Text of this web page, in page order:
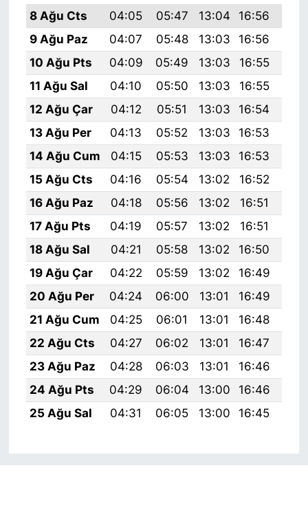
8 Ağu Cts
04:05 05:47 13:04 16:56
9 Ağu Paz
04:07 05:48 13:03 16:56
10 Ağu Pts
04:09 05:49 13:03 16:55
11 Ağu Sal
04:10 05:50 13:03 16:55
12 Ağu Çar
04:12 05:51 13:03 16:54
13 Ağu Per
04:13 05:52 13:03 16:53
14 Ağu Cum
04:15 05:53 13:03 16:53
15 Ağu Cts
04:16 05:54 13:02 16:52
16 Ağu Paz
04:18 05:56 13:02 16:51
17 Ağu Pts
04:19 05:57 13:02 16:51
18 Ağu Sal
04:21 05:58 13:02 16:50
19 Ağu Çar
04:22 05:59 13:02 16:49
20 Ağu Per
04:24 06:00 13:01 16:49
21 Ağu Cum
04:25 06:01 13:01 16:48
22 Ağu Cts
04:27 06:02 13:01 16:47
23 Ağu Paz
04:28 06:03 13:01 16:46
24 Ağu Pts
04:29 06:04 13:00 16:46
25 Ağu Sal
04:31 06:05 13:00 16:45